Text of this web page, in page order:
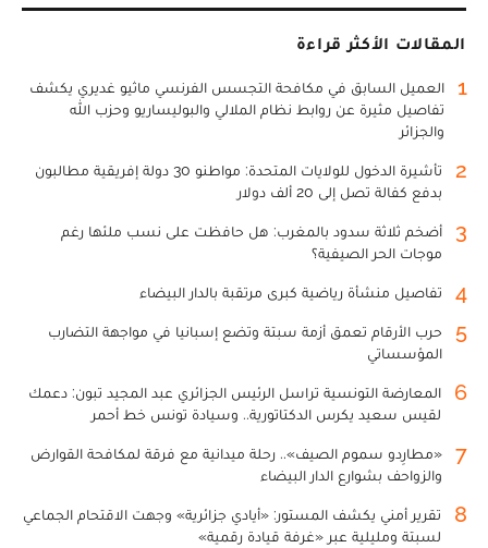
المقالات الأكثر قراءة
1
العميل السابق في مكافحة التجسس الفرنسي ماثيو غديري يكشف
تفاصيل مثيرة عن روابط نظام الملالي والبوليساريو وحزب الله
والجزائر
2
تأشيرة الدخول للولايات المتحدة: مواطنو 30 دولة إفريقية مطالبون
بدفع كفالة تصل إلى 20 ألف دولار
3
أضخم ثلاثة سدود بالمغرب: هل حافظت على نسب ملئها رغم
موجات الحر الصيفية؟
4 تفاصيل منشأة رياضية كبرى مرتقبة بالدار البيضاء
5
حرب الأرقام تعمق أزمة سبتة وتضع إسبانيا في مواجهة التضارب
المؤسساتي
6
المعارضة التونسية تراسل الرئيس الجزائري عبد المجيد تبون: دعمك
لقيس سعيد يكرس الدكتاتورية.. وسيادة تونس خط أحمر
7
«مطارِدو سموم الصيف».. رحلة ميدانية مع فرقة لمكافحة القوارض
والزواحف بشوارع الدار البيضاء
8
تقرير أمني يكشف المستور: «أيادي جزائرية» وجهت الاقتحام الجماعي
لسبتة ومليلية عبر «غرفة قيادة رقمية»